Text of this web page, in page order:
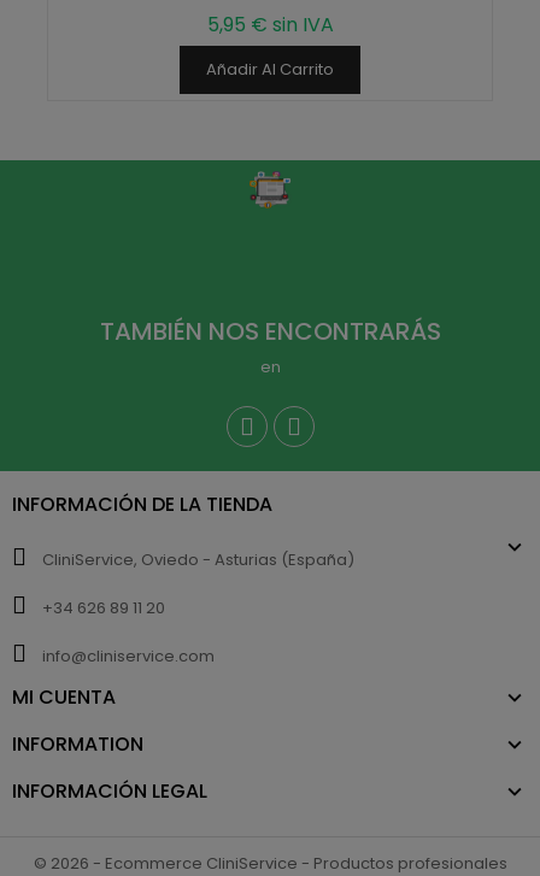
5,95 € sin IVA
Añadir Al Carrito
TAMBIÉN NOS ENCONTRARÁS
en
INFORMACIÓN DE LA TIENDA
CliniService, Oviedo - Asturias (España)
+34 626 89 11 20
info@cliniservice.com
MI CUENTA
INFORMATION
INFORMACIÓN LEGAL
© 2026 - Ecommerce CliniService - Productos profesionales